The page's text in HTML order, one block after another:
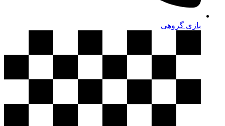
بازی گروهی